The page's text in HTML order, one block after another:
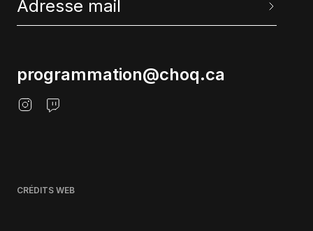
programmation@choq.ca
CRÉDITS WEB